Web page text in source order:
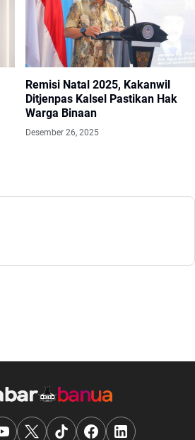
Remisi Natal 2025, Kakanwil
Ditjenpas Kalsel Pastikan Hak
Warga Binaan
Desember 26, 2025